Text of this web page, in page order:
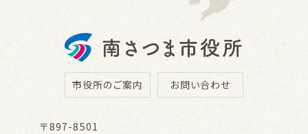
市役所のご案内 お問い合わせ
〒897-8501